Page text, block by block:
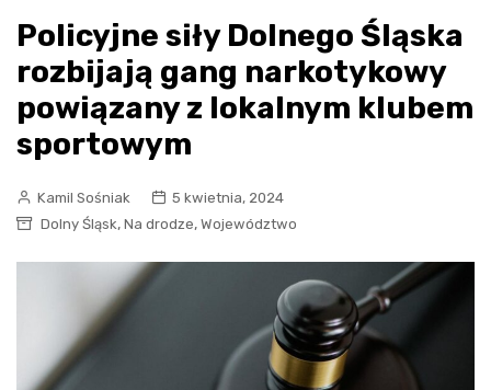
Policyjne siły Dolnego Śląska
rozbijają gang narkotykowy
powiązany z lokalnym klubem
sportowym
Kamil Sośniak
5 kwietnia, 2024
Dolny Śląsk, Na drodze, Województwo